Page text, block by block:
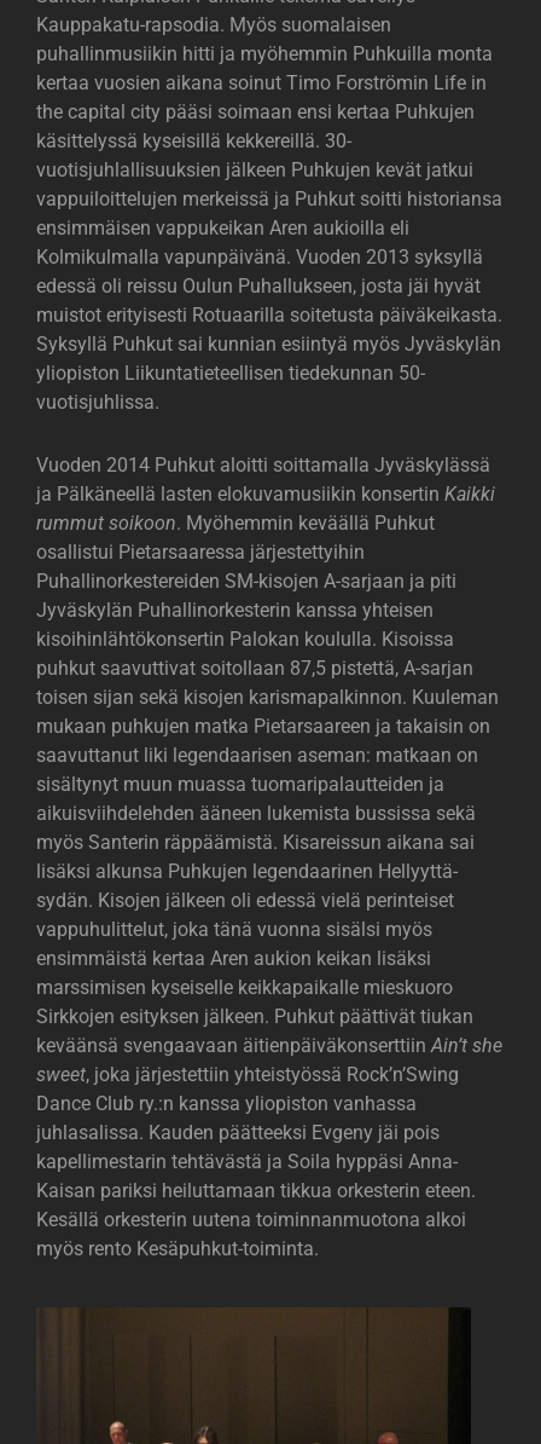
Kauppakatu-rapsodia. Myös suomalaisen
puhallinmusiikin hitti ja myöhemmin Puhkuilla monta
kertaa vuosien aikana soinut Timo Forströmin Life in
the capital city pääsi soimaan ensi kertaa Puhkujen
käsittelyssä kyseisillä kekkereillä. 30-
vuotisjuhlallisuuksien jälkeen Puhkujen kevät jatkui
vappuiloittelujen merkeissä ja Puhkut soitti historiansa
ensimmäisen vappukeikan Aren aukioilla eli
Kolmikulmalla vapunpäivänä. Vuoden 2013 syksyllä
edessä oli reissu Oulun Puhallukseen, josta jäi hyvät
muistot erityisesti Rotuaarilla soitetusta päiväkeikasta.
Syksyllä Puhkut sai kunnian esiintyä myös Jyväskylän
yliopiston Liikuntatieteellisen tiedekunnan 50-
vuotisjuhlissa.
Vuoden 2014 Puhkut aloitti soittamalla Jyväskylässä
ja Pälkäneellä lasten elokuvamusiikin konsertin Kaikki
rummut soikoon. Myöhemmin keväällä Puhkut
osallistui Pietarsaaressa järjestettyihin
Puhallinorkestereiden SM-kisojen A-sarjaan ja piti
Jyväskylän Puhallinorkesterin kanssa yhteisen
kisoihinlähtökonsertin Palokan koululla. Kisoissa
puhkut saavuttivat soitollaan 87,5 pistettä, A-sarjan
toisen sijan sekä kisojen karismapalkinnon. Kuuleman
mukaan puhkujen matka Pietarsaareen ja takaisin on
saavuttanut liki legendaarisen aseman: matkaan on
sisältynyt muun muassa tuomaripalautteiden ja
aikuisviihdelehden ääneen lukemista bussissa sekä
myös Santerin räppäämistä. Kisareissun aikana sai
lisäksi alkunsa Puhkujen legendaarinen Hellyyttä-
sydän. Kisojen jälkeen oli edessä vielä perinteiset
vappuhulittelut, joka tänä vuonna sisälsi myös
ensimmäistä kertaa Aren aukion keikan lisäksi
marssimisen kyseiselle keikkapaikalle mieskuoro
Sirkkojen esityksen jälkeen. Puhkut päättivät tiukan
keväänsä svengaavaan äitienpäiväkonserttiinAin’t she
sweet, joka järjestettiin yhteistyössä Rock’n’Swing
Dance Club ry.:n kanssa yliopiston vanhassa
juhlasalissa. Kauden päätteeksi Evgeny jäi pois
kapellimestarin tehtävästä ja Soila hyppäsi Anna-
Kaisan pariksi heiluttamaan tikkua orkesterin eteen.
Kesällä orkesterin uutena toiminnanmuotona alkoi
myös rento Kesäpuhkut-toiminta.